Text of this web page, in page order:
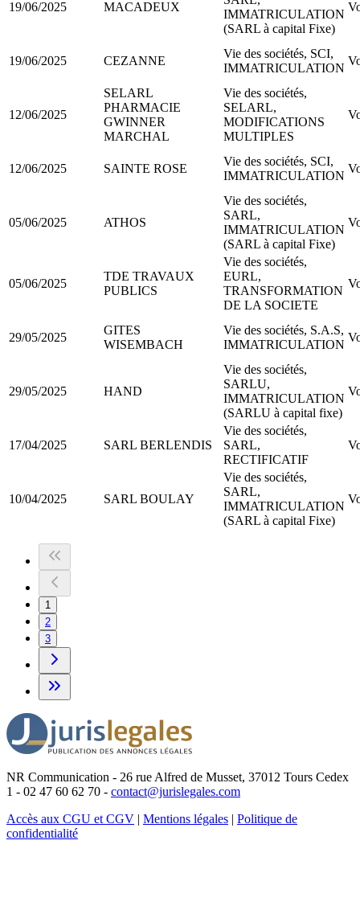
19/06/2025 MACADEUX
IMMATRICULATION
(SARL à capital Fixe)
19/06/2025 CEZANNE
Vie des sociétés, SCI,
IMMATRICULATION
12/06/2025
SELARL
PHARMACIE
GWINNER
MARCHAL
Vie des sociétés,
SELARL,
MODIFICATIONS
MULTIPLES
12/06/2025 SAINTE ROSE
Vie des sociétés, SCI,
IMMATRICULATION
05/06/2025 ATHOS
Vie des sociétés,
SARL,
IMMATRICULATION
(SARL à capital Fixe)
05/06/2025
TDE TRAVAUX
PUBLICS
Vie des sociétés,
EURL,
TRANSFORMATION
DE LA SOCIETE
29/05/2025
GITES
WISEMBACH
Vie des sociétés, S.A.S,
IMMATRICULATION
29/05/2025 HAND
Vie des sociétés,
SARLU,
IMMATRICULATION
(SARLU à capital fixe)
17/04/2025 SARL BERLENDIS
Vie des sociétés,
SARL,
RECTIFICATIF
10/04/2025 SARL BOULAY
Vie des sociétés,
SARL,
IMMATRICULATION
(SARL à capital Fixe)
1
2
3
NR Communication - 26 rue Alfred de Musset, 37012 Tours Cedex
1 - 02 47 60 62 70 - contact@jurislegales.com
Accès aux CGU et CGV | Mentions légales | Politique de
confidentialité